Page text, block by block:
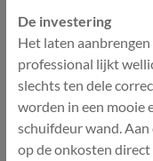
De investering
Het laten
professional lijkt
slechts ten dele
worden in een mooie
schuifdeur wand.
op de onkosten direct